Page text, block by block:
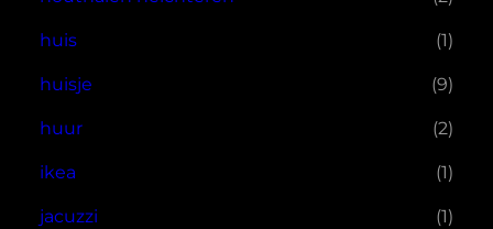
huis (1)
huisje (9)
huur (2)
ikea (1)
jacuzzi (1)